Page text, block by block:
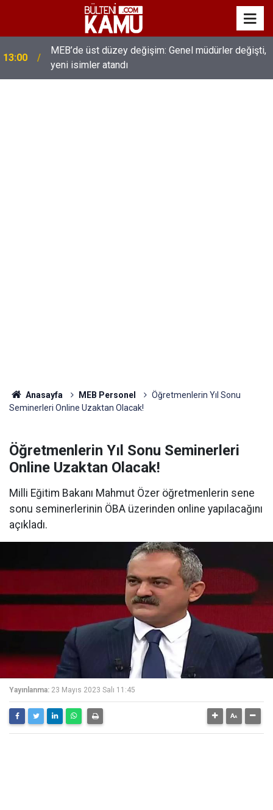
13:00
MEB’de üst düzey değişim: Genel müdürler değişti,
yeni isimler atandı
Anasayfa MEB Personel
Öğretmenlerin Yıl Sonu
Seminerleri Online Uzaktan Olacak!
Öğretmenlerin Yıl Sonu Seminerleri
Online Uzaktan Olacak!
Milli Eğitim Bakanı Mahmut Özer öğretmenlerin sene
sonu seminerlerinin ÖBA üzerinden online yapılacağını
açıkladı.
Yayınlanma: 23 Mayıs 2023 Salı 11:45